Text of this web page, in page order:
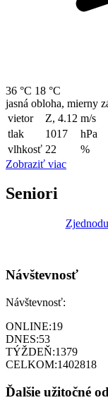
36 °C 18 °C
jasná obloha, mierny
vietor
Z, 4.12 m/s
tlak
1017
hPa
vlhkosť 22
%
Zobraziť viac
Seniori
Návštevnosť
Návštevnosť:
ONLINE:19
DNES:53
TÝŽDEŇ:1379
CELKOM:1402818
Ďalšie užitočné